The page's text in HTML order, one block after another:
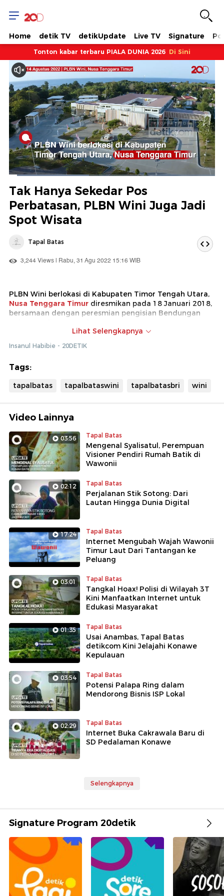
Home detik TV detikUpdate Live TV Signature
Tonton kabar terbaru PIALA DUNIA 2026 Di Sini
Berhenti
Suara
Hidup
Saat
ini
Dimuat:
Tak Hanya Sekedar Pos
Perbatasan, PLBN Wini Juga Jadi
Spot Wisata
Tapal Batas
3,244 Views | Rabu, 31 Agu 2022 15:16 WIB
PLBN Wini berlokasi di Kabupaten Timor Tengah Utara,
Nusa Tenggara Timur diresmikan pada 18 Januari 2018,
bersamaan dengan peresmian pengisian Bendungan
PLBN Motamasin. Tidak hanya menjadi pos perlintasan,
PLBN Wini juga menjadi spot wisata yang tidak kalah
menarik untuk dikunjungi.
Detikcom bersama BRI mengadakan program Tapal
infrastruktur, hingga wisata di beberapa wilayah
tapalbatas.detik.com!
Lihat Selengkapnya
Insanul Habibie - 20DETIK
Tags:
tapalbatas tapalbataswini tapalbatasbri wini
Video Lainnya
03:56 Tapal Batas
Mengenal Syalisatul, Perempuan
Visioner Pendiri Rumah Batik di
Wawonii
02:12 Tapal Batas
Perjalanan Stik Sotong: Dari
Lautan Hingga Dunia Digital
17:24 Tapal Batas
Internet Mengubah Wajah Wawonii
Timur Laut Dari Tantangan ke
Peluang
03:01 Tapal Batas
Tangkal Hoax! Polisi di Wilayah 3T
Kini Manfaatkan Internet untuk
Edukasi Masyarakat
01:35 Tapal Batas
Usai Anambas, Tapal Batas
detikcom Kini Jelajahi Konawe
Kepulauan
03:54 Tapal Batas
Potensi Palapa Ring dalam
Mendorong Bisnis ISP Lokal
02:29 Tapal Batas
Internet Buka Cakrawala Baru di
SD Pedalaman Konawe
Selengkapnya
Signature Program 20detik